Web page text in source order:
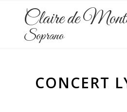
Claire de
Soprano
CONCERT